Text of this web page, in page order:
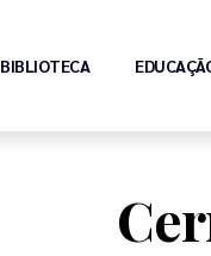
BIBLIOTECA